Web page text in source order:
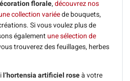
florale, découvrez nos
collection variéede bouquets,
Si vous voulez plus de
également une sélection de
trouverez des feuillages, herbes
l’hortensia artificiel roseà votre